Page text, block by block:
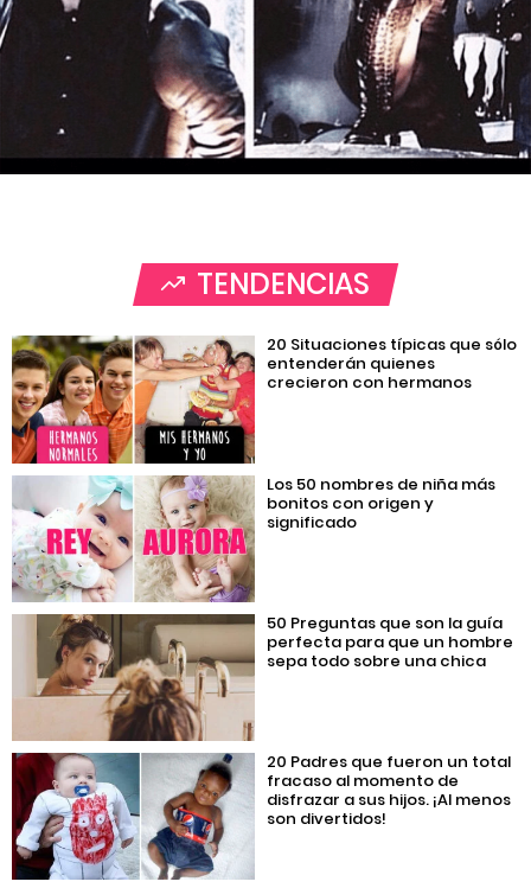
TENDENCIAS
20 Situaciones típicas que sólo
entenderán quienes
crecieron con hermanos
Los 50 nombres de niña más
bonitos con origen y
significado
50 Preguntas que son la guía
perfecta para que un hombre
sepa todo sobre una chica
20 Padres que fueron un total
fracaso al momento de
disfrazar a sus hijos. ¡Al menos
son divertidos!